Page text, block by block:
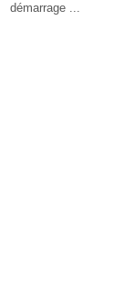
démarrage ...